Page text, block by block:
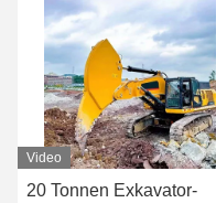
Video
20 Tonnen Exkavator-